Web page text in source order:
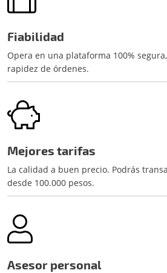
Fiabilidad
Opera en una plataforma 100%
rapidez de órdenes.
Mejores tarifas
La calidad a buen precio. Podrás
desde 100.000 pesos.
Asesor personal